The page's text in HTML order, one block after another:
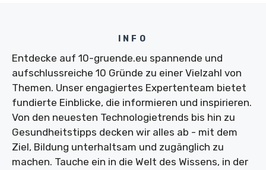
INFO
Entdecke auf 10-gruende.eu spannende und
aufschlussreiche 10 Gründe zu einer Vielzahl von
Themen. Unser engagiertes Expertenteam bietet
fundierte Einblicke, die informieren und inspirieren.
Von den neuesten Technologietrends bis hin zu
Gesundheitstipps decken wir alles ab - mit dem
Ziel, Bildung unterhaltsam und zugänglich zu
machen. Tauche ein in die Welt des Wissens, in der